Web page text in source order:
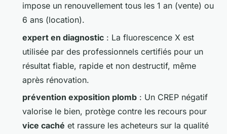
impose un renouvellement tous les 1 an (vente) ou
6 ans (location).
expert en diagnostic : La fluorescence X est
utilisée par des professionnels certifiés pour un
résultat fiable, rapide et non destructif, même
après rénovation.
prévention exposition plomb : Un CREP négatif
valorise le bien, protège contre les recours pour
vice caché et rassure les acheteurs sur la qualité